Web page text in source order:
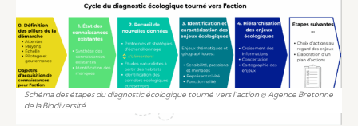
Schéma des étapes du diagnostic écologique tourné vers l’action © Agence Bretonne
de la Biodiversité